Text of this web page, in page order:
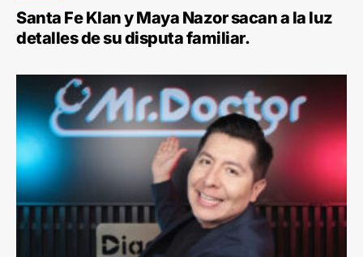
Santa Fe Klan y Maya Nazor sacan a la luz
detalles de su disputa familiar.